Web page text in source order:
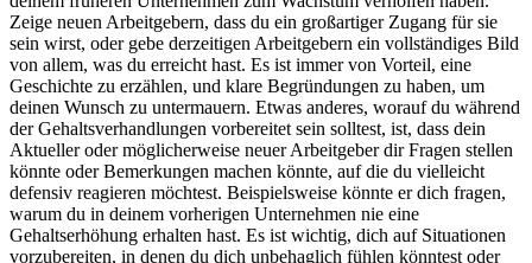
Zeige neuen Arbeitgebern, dass du ein großartiger Zugang für sie
sein wirst, oder gebe derzeitigen Arbeitgebern ein vollständiges Bild
von allem, was du erreicht hast. Es ist immer von Vorteil, eine
Geschichte zu erzählen, und klare Begründungen zu haben, um
deinen Wunsch zu untermauern. Etwas anderes, worauf du während
der Gehaltsverhandlungen vorbereitet sein solltest, ist, dass dein
Aktueller oder möglicherweise neuer Arbeitgeber dir Fragen stellen
könnte oder Bemerkungen machen könnte, auf die du vielleicht
defensiv reagieren möchtest. Beispielsweise könnte er dich fragen,
warum du in deinem vorherigen Unternehmen nie eine
Gehaltserhöhung erhalten hast. Es ist wichtig, dich auf Situationen
vorzubereiten, in denen du dich unbehaglich fühlen könntest oder